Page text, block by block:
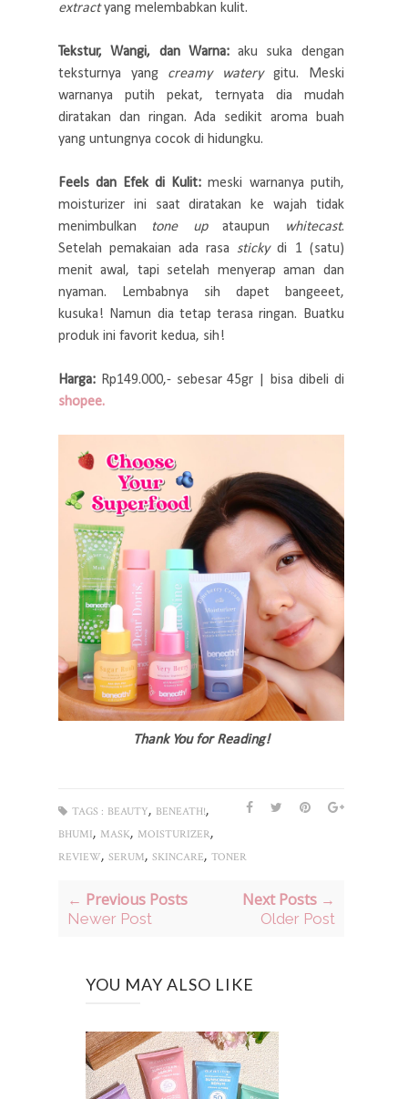
extractyang melembabkan kulit.
Tekstur, Wangi, dan Warna:aku suka dengan
teksturnya yang creamy waterygitu. Meski
warnanya putih pekat, ternyata dia mudah
diratakan dan ringan. Ada sedikit aroma buah
yang untungnya cocok di hidungku.
Feels dan Efek di Kulit:meski warnanya putih,
moisturizer ini saat diratakan ke wajah tidak
menimbulkan tone upataupun whitecast.
Setelah pemakaian ada rasa stickydi 1 (satu)
menit awal, tapi setelah menyerap aman dan
nyaman. Lembabnya sih dapet bangeeet,
kusuka! Namun dia tetap terasa ringan. Buatku
produk ini favorit kedua, sih!
Harga: Rp149.000,- sebesar 45gr | bisa dibeli di
shopee.
Thank You for Reading!
TAGS : BEAUTY, BENEATH!,
BHUMI, MASK, MOISTURIZER,
REVIEW, SERUM, SKINCARE, TONER
← Previous Posts
Newer Post
Next Posts →
Older Post
YOU MAY ALSO LIKE